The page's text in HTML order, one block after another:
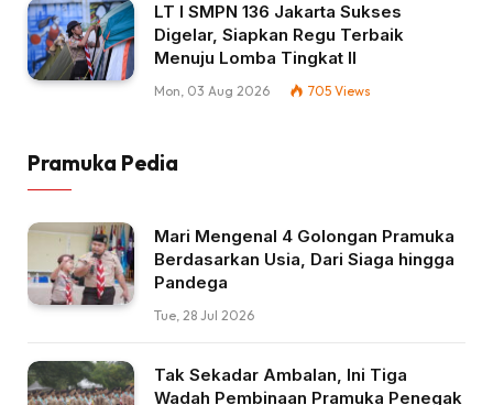
LT I SMPN 136 Jakarta Sukses
Digelar, Siapkan Regu Terbaik
Menuju Lomba Tingkat II
Mon, 03 Aug 2026 705 Views
Pramuka Pedia
Mari Mengenal 4 Golongan Pramuka
Berdasarkan Usia, Dari Siaga hingga
Pandega
Tue, 28 Jul 2026
Tak Sekadar Ambalan, Ini Tiga
Wadah Pembinaan Pramuka Penegak